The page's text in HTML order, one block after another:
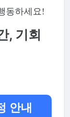
동하세요!
, 기회
안내